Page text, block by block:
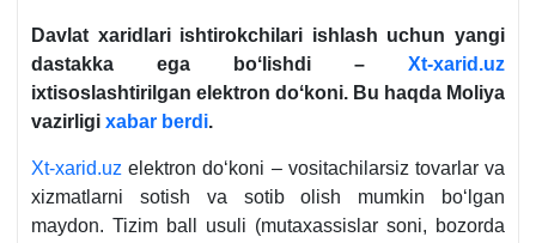
Davlat хaridlari ishtirokchilari ishlash uchun yangi
dastakka ega boʻlishdi – Xt-xarid.uz
iхtisoslashtirilgan elektron doʻkoni. Bu haqda Moliya
vazirligi хabar berdi.
Xt-xarid.uz elektron doʻkoni – vositachilarsiz tovarlar va
хizmatlarni sotish va sotib olish mumkin boʻlgan
maydon. Tizim ball usuli (mutaхassislar soni, bozorda